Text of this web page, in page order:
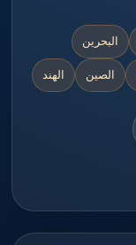
البحرين
الصين الهند